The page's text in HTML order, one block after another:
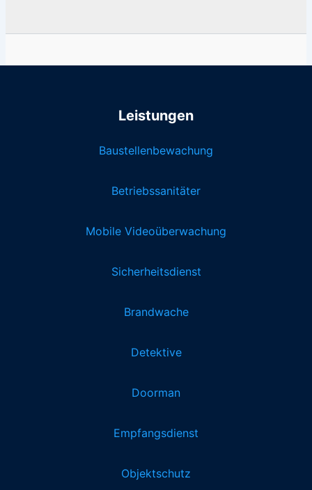
Leistungen
Baustellenbewachung
Betriebssanitäter
Mobile Videoüberwachung
Sicherheitsdienst
Brandwache
Detektive
Doorman
Empfangsdienst
Objektschutz